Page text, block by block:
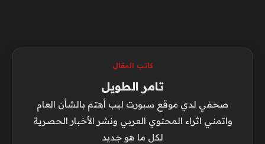
كاتب المقال
تامر الطويل
صحفي لدي موقع سبورت ليب أهتم بالشأن العام
واتمني اثراء المحتوي العربي ونشر الأخبار الحصرية
لكل ما هو جديد